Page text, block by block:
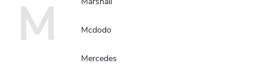
M Mcdodo
Mercedes